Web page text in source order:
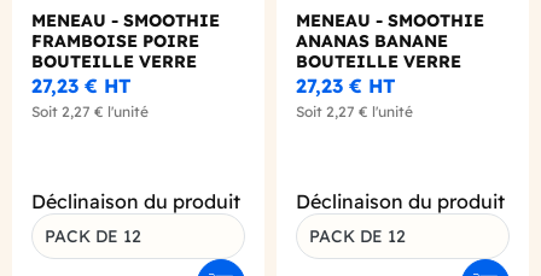
MENEAU - SMOOTHIE
FRAMBOISE POIRE
BOUTEILLE VERRE
250ML X12 BIO
27,23 € HT
Soit 2,27 € l'unité
Déclinaison du produit
PACK DE 12
MENEAU - SMOOTHIE
ANANAS BANANE
BOUTEILLE VERRE
250ML X12 BIO
27,23 € HT
Soit 2,27 € l'unité
Déclinaison du produit
PACK DE 12